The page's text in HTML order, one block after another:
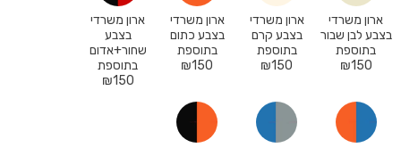
ארון משרדי
בצבע לבן שבור
בתוספת
₪150
ארון משרדי
בצבע קרם
בתוספת
₪150
ארון משרדי
בצבע כתום
בתוספת
₪150
ארון משרדי
בצבע
שחור+אדום
בתוספת
₪150